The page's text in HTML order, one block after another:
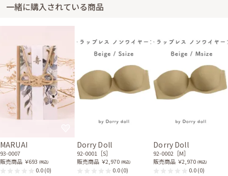
一緒に購入されている商品
MARUAI
93-0007
販売商品 ￥693 (税込)
0.0(0)
Dorry Doll
92-0001［S］
販売商品 ￥2,970 (税込)
0.0(0)
Dorry Doll
92-0002［M］
販売商品 ￥2,970 (税込)
0.0(0)